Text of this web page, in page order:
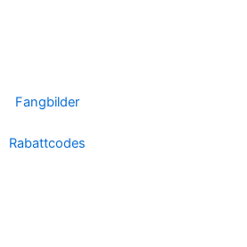
Fangbilder
Rabattcodes